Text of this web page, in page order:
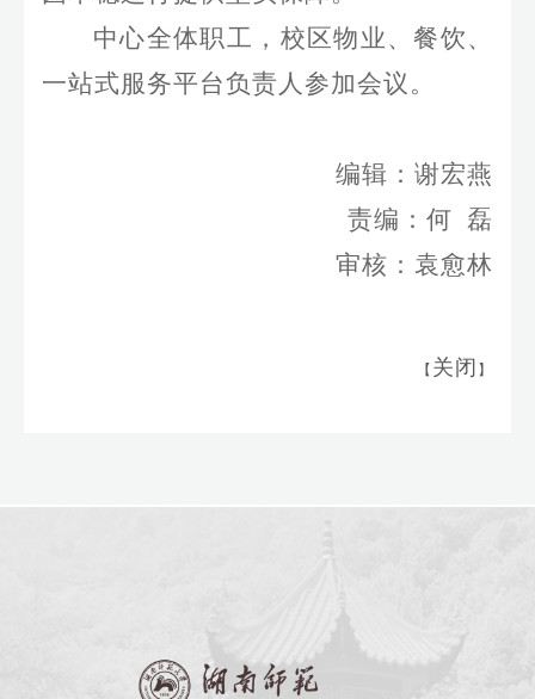
中心全体职工，校区物业、餐饮、
一站式服务平台负责人参加会议。
编辑：谢宏燕
责编：何 磊
审核：袁愈林
【 关闭 】